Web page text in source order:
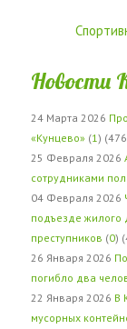
Новости
24 Марта 2026
«Кунцево» (1 )
25 Февраля 2026
сотрудниками
04 Февраля 2026
подъезде жилого
преступников (0)
26 Января 2026
погибло два
22 Января 2026 В
мусорных